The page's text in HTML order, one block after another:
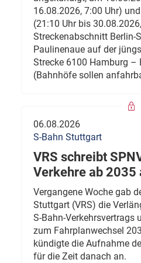
16.08.2026, 7:00 Uhr)
(21:10 Uhr bis
Streckenabschnitt Berlin-
Paulinenaue auf der
Strecke 6100 Hamburg –
(Bahnhöfe sollen
06.08.2026
S-Bahn Stuttgart
VRS schreibt
Verkehre ab 2035
Vergangene Woche gab
Stuttgart (VRS) die
S-Bahn-Verkehrsvertrags
zum Fahrplanwechsel
kündigte die Aufnahme
für die Zeit danach an.